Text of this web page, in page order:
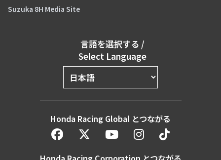
Suzuka 8H Media Site
言語を選択する /
Select Language
Honda Racing Global とつながる